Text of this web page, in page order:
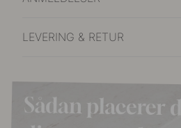
LEVERING & RETUR